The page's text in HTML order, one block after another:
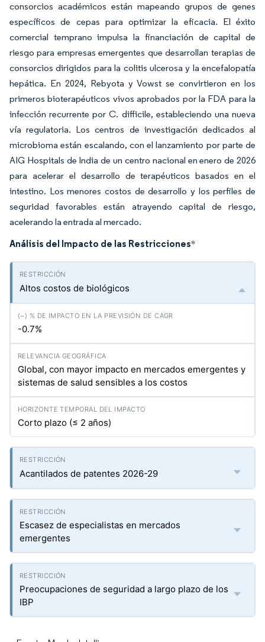
consorcios académicos están mapeando grupos de genes
específicos de cepas para optimizar la eficacia. El éxito
comercial temprano impulsa la financiación de capital de
riesgo para empresas emergentes que desarrollan terapias de
consorcios dirigidos para la colitis ulcerosa y la encefalopatía
hepática. En 2024, Rebyota y Vowst se convirtieron en los
primeros bioterapéuticos vivos aprobados por la FDA para la
infección recurrente por C. difficile, estableciendo una nueva
vía regulatoria. Los centros de investigación dedicados al
microbioma están escalando, con el lanzamiento por parte de
AIG Hospitals de India de un centro nacional en enero de 2026
para acelerar el desarrollo de terapéuticos basados en el
intestino. Los menores costos de desarrollo y los perfiles de
seguridad favorables están atrayendo capital de riesgo,
acelerando la entrada al mercado.
Análisis del Impacto de las Restricciones*
Altos costos de biológicos
-0.7%
Global, con mayor impacto en mercados emergentes y
sistemas de salud sensibles a los costos
Corto plazo (≤ 2 años)
Acantilados de patentes 2026-29
Escasez de especialistas en mercados
emergentes
Preocupaciones de seguridad a largo plazo de los
IBP